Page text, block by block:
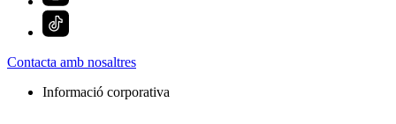
Contacta amb nosaltres
Informació corporativa